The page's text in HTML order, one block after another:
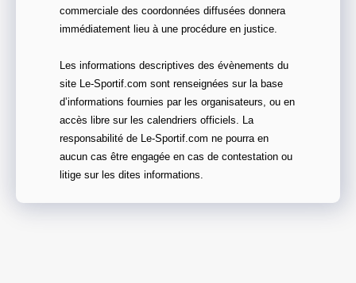
commerciale des coordonnées diffusées donnera
immédiatement lieu à une procédure en justice.
Les informations descriptives des évènements du
site Le-Sportif.com sont renseignées sur la base
d’informations fournies par les organisateurs, ou en
accès libre sur les calendriers officiels. La
responsabilité de Le-Sportif.com ne pourra en
aucun cas être engagée en cas de contestation ou
litige sur les dites informations.